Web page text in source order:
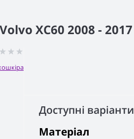
XC60 2008 - 2017
Доступні варіанти
Матеріал